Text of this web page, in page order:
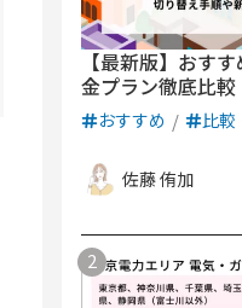
【最新版】おす
金プラン徹底比較
おすすめ 比較
佐藤 侑加